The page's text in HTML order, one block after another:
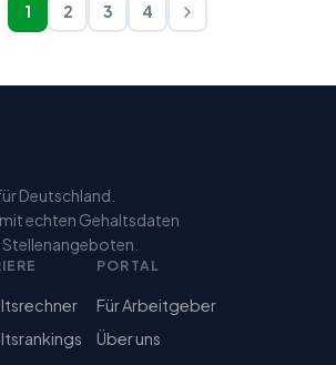
1 2 3 4
Deutschland.
echten Gehaltsdaten
PORTAL
Für Arbeitgeber
Über uns